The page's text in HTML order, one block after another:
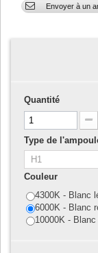
Envoyer à un
Quantité
Type de
Couleur
4300K - Blanc
6000K - Blanc
10000K -